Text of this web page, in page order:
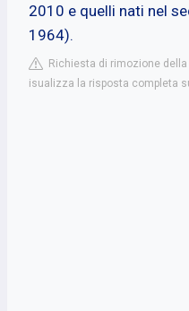
2010 e quelli nati nel
1964).
Richiesta di rimozione
isualizza la risposta completa